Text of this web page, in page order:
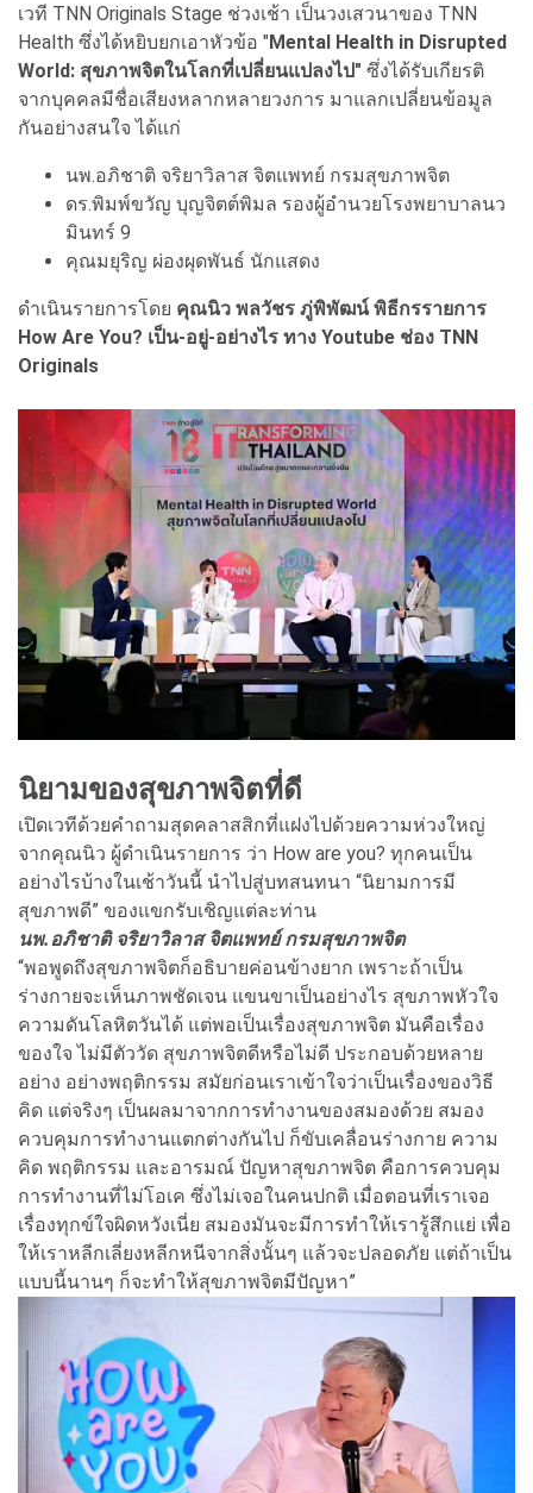
เวที TNN Originals Stage ช่วงเช้า เป็นวงเสวนาของ TNN
Health ซึ่งได้หยิบยกเอาหัวข้อ "Mental Health in Disrupted
World: สุขภาพจิตในโลกที่เปลี่ยนแปลงไป" ซึ่งได้รับเกียรติ
จากบุคคลมีชื่อเสียงหลากหลายวงการ มาแลกเปลี่ยนข้อมูล
กันอย่างสนใจ ได้แก่
นพ.อภิชาติ จริยาวิลาส จิตแพทย์ กรมสุขภาพจิต
ดร.พิมพ์ขวัญ บุญจิตต์พิมล รองผู้อำนวยโรงพยาบาลนว
มินทร์ 9
คุณมยุริญ ผ่องผุดพันธ์ นักแสดง
ดำเนินรายการโดย คุณนิว พลวัชร ภู่พิพัฒน์ พิธีกรรายการ
How Are You? เป็น-อยู่-อย่างไร ทาง Youtube ช่อง TNN
Originals
นิยามของสุขภาพจิตที่ดี
เปิดเวทีด้วยคำถามสุดคลาสสิกที่แฝงไปด้วยความห่วงใหญ่
จากคุณนิว ผู้ดำเนินรายการ ว่า How are you? ทุกคนเป็น
อย่างไรบ้างในเช้าวันนี้ นำไปสู่บทสนทนา “นิยามการมี
สุขภาพดี” ของแขกรับเชิญแต่ละท่าน
นพ.อภิชาติ จริยาวิลาส จิตแพทย์ กรมสุขภาพจิต
“พอพูดถึงสุขภาพจิตก็อธิบายค่อนข้างยาก เพราะถ้าเป็น
ร่างกายจะเห็นภาพชัดเจน แขนขาเป็นอย่างไร สุขภาพหัวใจ
ความดันโลหิตวันได้ แต่พอเป็นเรื่องสุขภาพจิต มันคือเรื่อง
ของใจ ไม่มีตัววัด สุขภาพจิตดีหรือไม่ดี ประกอบด้วยหลาย
อย่าง อย่างพฤติกรรม สมัยก่อนเราเข้าใจว่าเป็นเรื่องของวิธี
คิด แต่จริงๆ เป็นผลมาจากการทำงานของสมองด้วย สมอง
ควบคุมการทำงานแตกต่างกันไป ก็ขับเคลื่อนร่างกาย ความ
คิด พฤติกรรม และอารมณ์ ปัญหาสุขภาพจิต คือการควบคุม
การทำงานที่ไม่โอเค ซึ่งไม่เจอในคนปกติ เมื่อตอนที่เราเจอ
เรื่องทุกข์ใจผิดหวังเนี่ย สมองมันจะมีการทําให้เรารู้สึกแย่ เพื่อ
ให้เราหลีกเลี่ยงหลีกหนีจากสิ่งนั้นๆ แล้วจะปลอดภัย แต่ถ้าเป็น
แบบนี้นานๆ ก็จะทำให้สุขภาพจิตมีปัญหา”